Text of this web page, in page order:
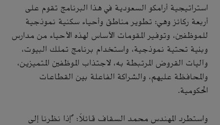
استراتيجية أرامكو السعودية في هذا البرنامج تقوم على
أربعة ركائز وهي: تطوير مناطق وأحياء سكنية نموذجية
للموظفين، وتوفير المقومات الأساس لهذه الأحياء من مدارس
وبنية تحتية نموذجية، واستخدام برنامج تملك البيوت،
وآليات القروض المرتبطة به، لاجتذاب الموظفين المتميزين،
والمحافظة عليهم، والشراكة الفاعلة بين القطاعات
الحكومية.
واستطرد المهندس محمد السقاف قائلاً: "إذا نظرنا إلى